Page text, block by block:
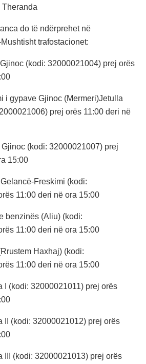
Theranda
do të ndërprehet në
trafostacionet:
(kodi: 32000021004) prej orës
i gypave Gjinoc (Mermeri)Jetulla
prej orës 11:00 deri në
(kodi: 32000021007) prej
15:00
Freskimi (kodi:
11:00 deri në ora 15:00
benzinës (Aliu) (kodi:
11:00 deri në ora 15:00
Haxhaj) (kodi:
11:00 deri në ora 15:00
I (kodi: 32000021011) prej orës
II (kodi: 32000021012) prej orës
III (kodi: 32000021013) prej orës